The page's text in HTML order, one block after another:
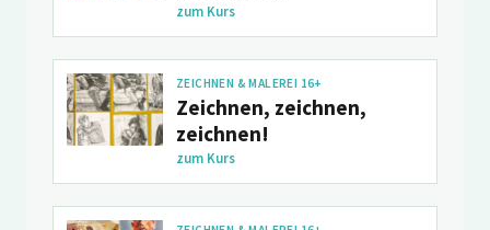
zum Kurs
ZEICHNEN & MALEREI 16+
Zeichnen, zeichnen,
zeichnen!
zum Kurs